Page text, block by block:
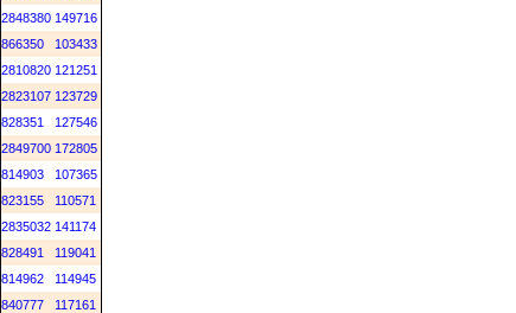
2848380 149716
866350
103433
2810820 121251
2823107 123729
828351
127546
2849700 172805
814903
107365
823155
110571
2835032 141174
828491
119041
814962
114945
840777
117161